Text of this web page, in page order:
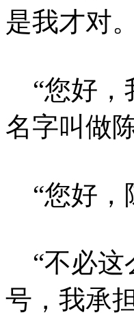
是我才对
“您好，
名字叫做
“您好，
“不必这
号，我承